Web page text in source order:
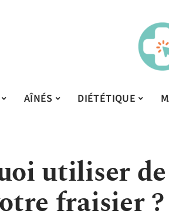
AÎNÉS DIÉTÉTIQUE
utiliser
fraisier ?